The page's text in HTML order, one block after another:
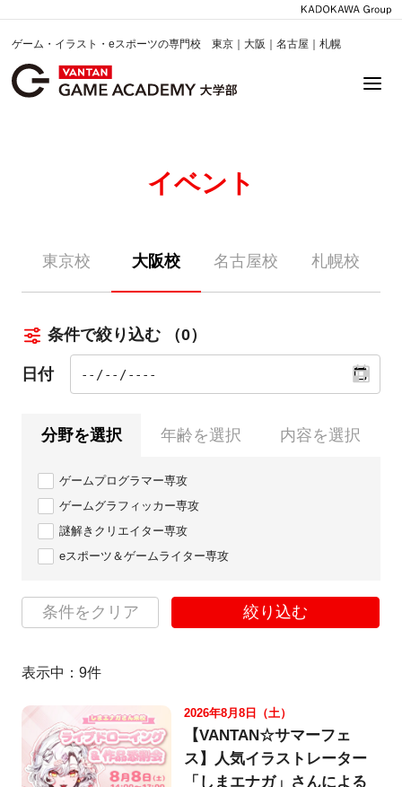
ゲーム・イラスト・eスポーツの専門校 東京｜大阪｜名古屋｜札幌
イベント
東京校 大阪校 名古屋校 札幌校
条件で絞り込む （0）
日付
分野を選択 年齢を選択 内容を選択
ゲームプログラマー専攻
ゲームグラフィッカー専攻
謎解きクリエイター専攻
eスポーツ＆ゲームライター専攻
条件をクリア 絞り込む
表示中： 9件
2026年8月8日（土）
【VANTAN☆サマーフェ
ス】人気イラストレーター
「しまエナガ」さんによる